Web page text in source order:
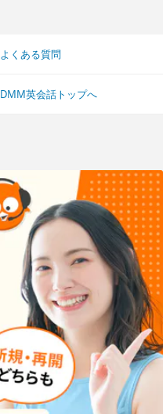
よくある質問
DMM英会話トップへ